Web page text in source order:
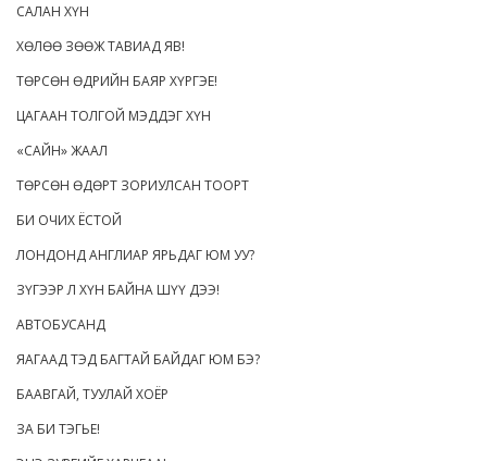
САЛАН ХҮН
ХӨЛӨӨ ЗӨӨЖ ТАВИАД ЯВ!
ТӨРСӨН ӨДРИЙН БАЯР ХҮРГЭЕ!
ЦАГААН ТОЛГОЙ МЭДДЭГ ХҮН
«САЙН» ЖААЛ
ТӨРСӨН ӨДӨРТ ЗОРИУЛСАН ТООРТ
БИ ОЧИХ ЁСТОЙ
ЛОНДОНД АНГЛИАР ЯРЬДАГ ЮМ УУ?
ЗҮГЭЭР Л ХҮН БАЙНА ШҮҮ ДЭЭ!
АВТОБУСАНД
ЯАГААД ТЭД БАГТАЙ БАЙДАГ ЮМ БЭ?
БААВГАЙ, ТУУЛАЙ ХОЁР
ЗА БИ ТЭГЬЕ!